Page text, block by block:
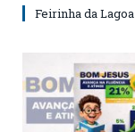
Feirinha da Lagoa